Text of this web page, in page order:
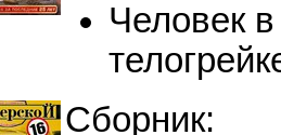
Человек в
Сборник: